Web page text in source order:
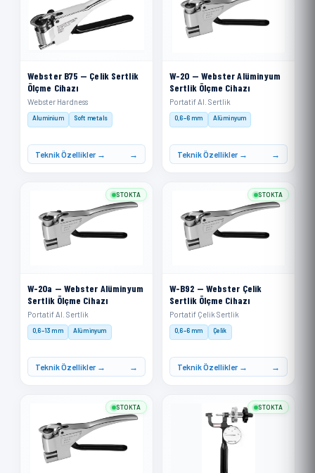
Webster B75 — Çelik Sertlik
Ölçme Cihazı
Webster Hardness
Aluminium Soft metals
Teknik Özellikler →
W-20 — Webster Alüminyum
Sertlik Ölçme Cihazı
Portatif Al. Sertlik
0,6–6 mm Alüminyum
Teknik Özellikler →
W-20a — Webster Alüminyum
Sertlik Ölçme Cihazı
Portatif Al. Sertlik
0,6–13 mm Alüminyum
Teknik Özellikler →
STOKTA
W-B92 — Webster Çelik
Sertlik Ölçme Cihazı
Portatif Çelik Sertlik
0,6–6 mm Çelik
Teknik Özellikler →
STOKTA
STOKTA STOKTA